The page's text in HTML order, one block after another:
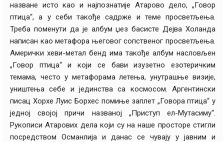
назване исто као и најпознатије Атарово дело, „Говор
птица“, а у себи такође садрже и теме просветљења.
Треба поменути да је албум џез басисте Дејва Холанда
написан као метафора његовог сопственог просветљења.
Амерички хеви-метал бенд има такође албум насловљен
„Говор птица“ и који се бави изузетно езотеричким
темама, често у метафорама летења, унутрашње визије,
уништења себе и јединства са космосом. Аргентински
писац Хорхе Луис Борхес помиње заплет „Говора птица“ у
једној својој причи названој „Приступ ел-Мутасиму“.
Рукописи Атарових дела који су на наше просторе стигли
посредством Османлија и данас се чувају у јавним и